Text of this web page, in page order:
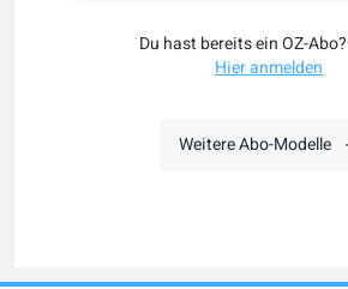
Du hast bereits ein OZ-
Hier anmelden
Weitere Abo-Modelle